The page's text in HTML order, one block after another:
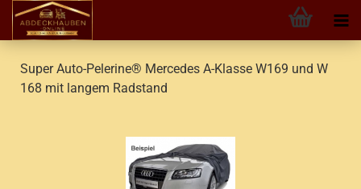
Super Auto-Pelerine® Mercedes A-Klasse W169 und W
168 mit langem Radstand